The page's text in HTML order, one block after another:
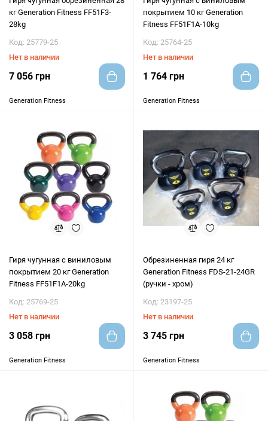
кг Generation Fitness FF51F3-
28kg
Код: 25779-25
Нет в наличии
7 056 грн
Generation Fitness
покрытием 10 кг Generation
Fitness FF51F1A-10kg
Код: 25764-25
Нет в наличии
1 764 грн
Generation Fitness
Гиря чугунная с виниловым
покрытием 20 кг Generation
Fitness FF51F1A-20kg
Код: 25769-25
Нет в наличии
3 058 грн
Generation Fitness
Обрезиненная гиря 24 кг
Generation Fitness FDS-21-24GR
(ручки - хром)
Код: 23197-25
Нет в наличии
3 745 грн
Generation Fitness